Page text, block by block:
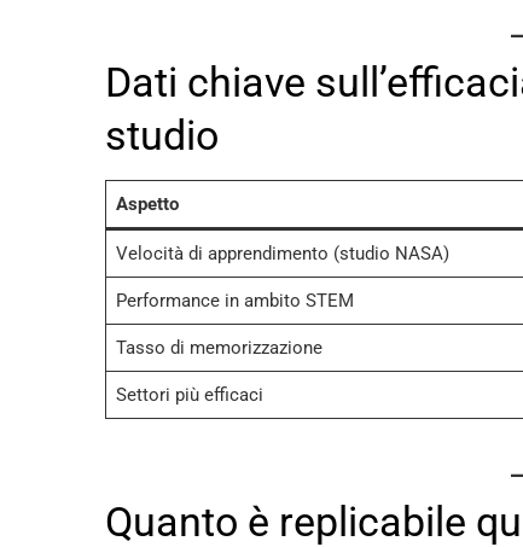
Dati chiave
studio
Aspetto
Velocità di apprendimento (studio NASA)
Performance in ambito STEM
Tasso di memorizzazione
Settori più efficaci
Quanto è replicabile